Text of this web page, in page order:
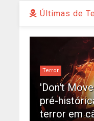
Últimas de
Terror
'Don't
pré-
terror em